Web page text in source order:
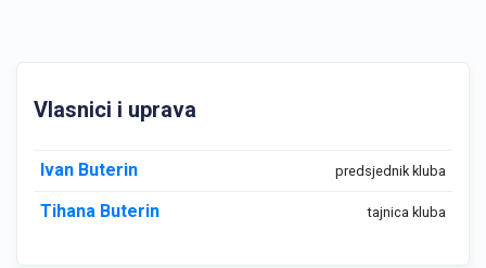
Vlasnici i uprava
Ivan Buterin predsjednik kluba
Tihana Buterin tajnica kluba